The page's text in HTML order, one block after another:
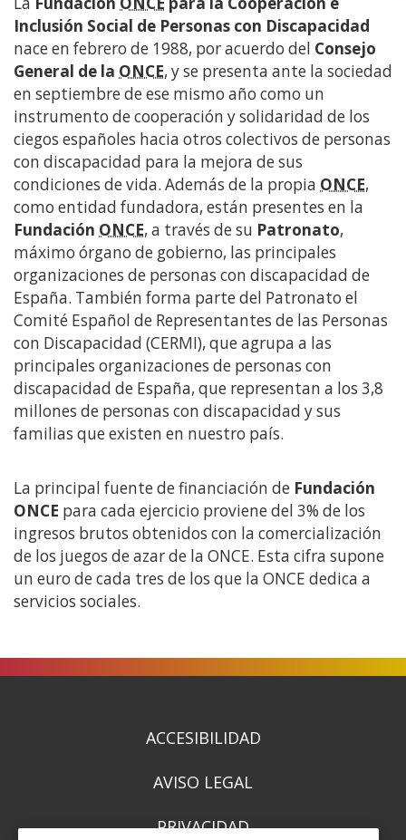
contenido
principal
Inclusión Social de Personas con Discapacidad
nace en febrero de 1988, por acuerdo del Consejo
General de la ONCE, y se presenta ante la sociedad
en septiembre de ese mismo año como un
instrumento de cooperación y solidaridad de los
ciegos españoles hacia otros colectivos de personas
con discapacidad para la mejora de sus
condiciones de vida. Además de la propia ONCE,
como entidad fundadora, están presentes en la
Fundación ONCE, a través de su Patronato,
máximo órgano de gobierno, las principales
organizaciones de personas con discapacidad de
España. También forma parte del Patronato el
Comité Español de Representantes de las Personas
con Discapacidad (CERMI), que agrupa a las
principales organizaciones de personas con
discapacidad de España, que representan a los 3,8
millones de personas con discapacidad y sus
familias que existen en nuestro país.
La principal fuente de financiación de Fundación
ONCE para cada ejercicio proviene del 3% de los
ingresos brutos obtenidos con la comercialización
de los juegos de azar de la ONCE. Esta cifra supone
un euro de cada tres de los que la ONCE dedica a
servicios sociales.
ACCESIBILIDAD
AVISO LEGAL
PRIVACIDAD